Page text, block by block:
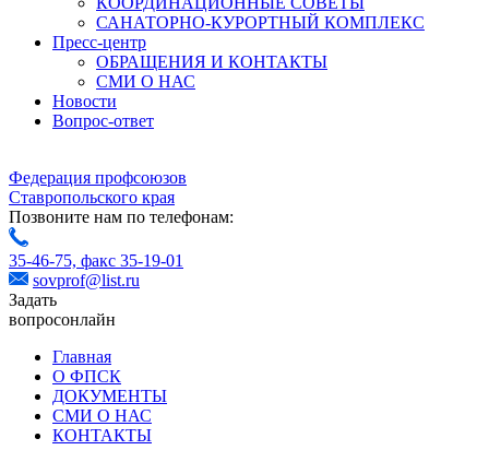
САНАТОРНО-КУРОРТНЫЙ КОМПЛЕКС
Пресс-центр
ОБРАЩЕНИЯ И КОНТАКТЫ
СМИ О НАС
Новости
Вопрос-ответ
Федерация профсоюзов
Ставропольского края
Позвоните нам по телефонам:
35-46-75, факс 35-19-01
sovprof@list.ru
Задать
вопросонлайн
Главная
О ФПСК
ДОКУМЕНТЫ
СМИ О НАС
КОНТАКТЫ